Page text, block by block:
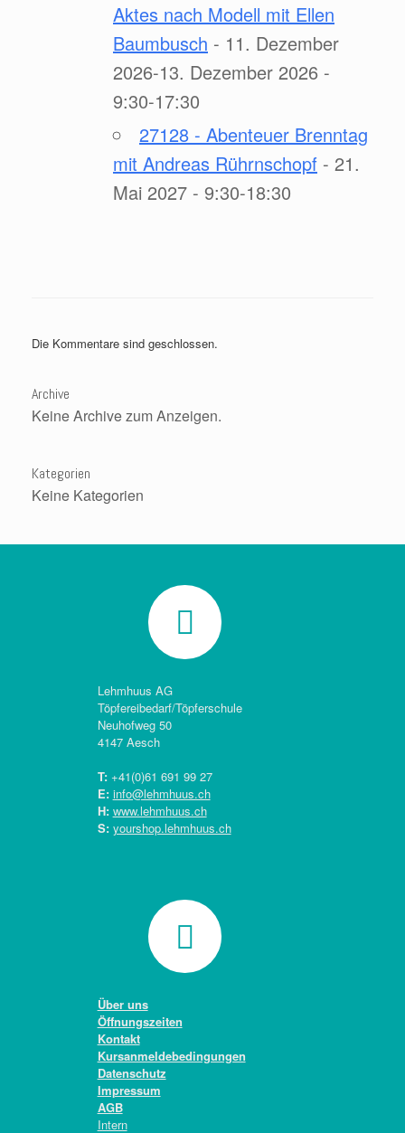
Aktes nach Modell mit Ellen
Baumbusch - 11. Dezember
2026-13. Dezember 2026 -
9:30-17:30
27128 - Abenteuer Brenntag
mit Andreas Rührnschopf - 21.
Mai 2027 - 9:30-18:30
Die Kommentare sind geschlossen.
Archive
Keine Archive zum Anzeigen.
Kategorien
Keine Kategorien
Lehmhuus AG
Töpfereibedarf/Töpferschule
Neuhofweg 50
4147 Aesch
T:+41(0)61 691 99 27
E: info@lehmhuus.ch
H: www.lehmhuus.ch
S: yourshop.lehmhuus.ch
Über uns
Öffnungszeiten
Kontakt
Kursanmeldebedingungen
Datenschutz
Impressum
AGB
Intern